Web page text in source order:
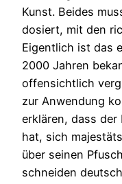
Kunst. Beides
dosiert, mit den
Eigentlich ist das
2000 Jahren
offensichtlich
zur Anwendung
erklären, dass
hat, sich
über seinen
schneiden